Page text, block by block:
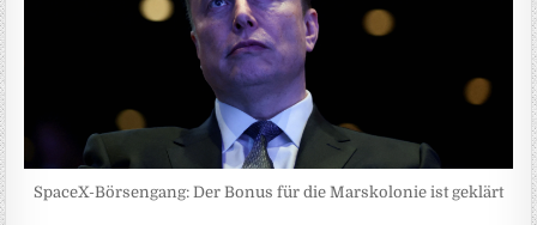
SpaceX-Börsengang: Der Bonus für die Marskolonie ist geklärt